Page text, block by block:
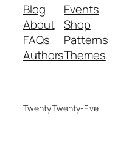
Blog
About
FAQs
Authors
Events
Shop
Patterns
Themes
Twenty Twenty-Five